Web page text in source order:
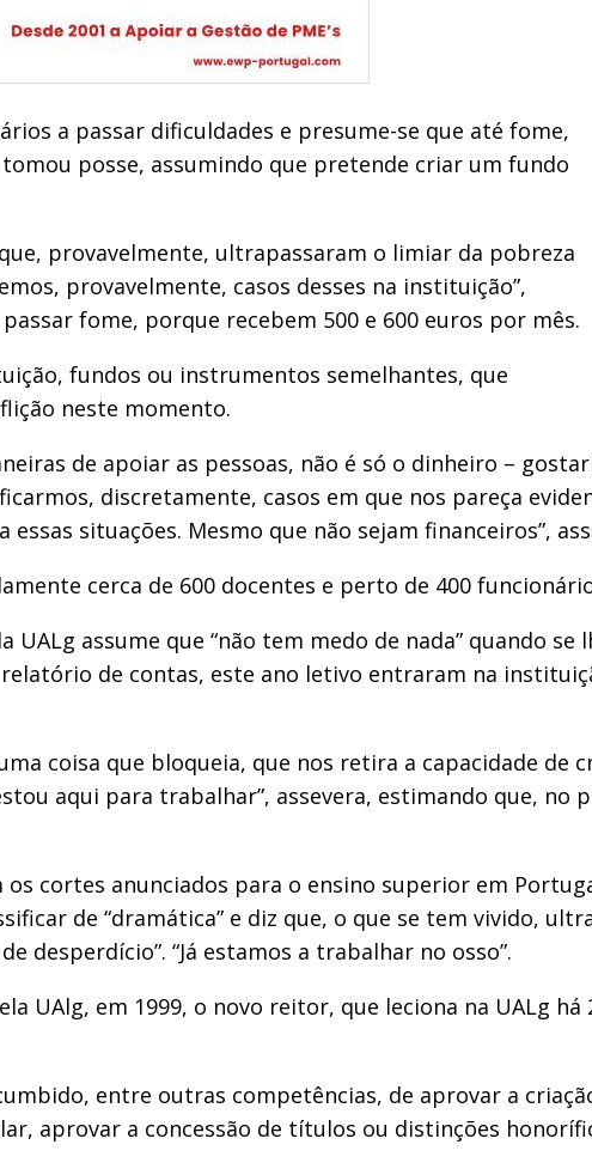
a passar dificuldades e presume-se que até fome,
posse, assumindo que pretende criar um fundo
provavelmente, ultrapassaram o limiar da pobreza
provavelmente, casos desses na instituição”,
fome, porque recebem 500 e 600 euros por mês.
fundos ou instrumentos semelhantes, que
neste momento.
de apoiar as pessoas, não é só o dinheiro –
discretamente, casos em que nos pareça
situações. Mesmo que não sejam financeiros”,
cerca de 600 docentes e perto de 400
assume que “não tem medo de nada” quando
de contas, este ano letivo entraram na
coisa que bloqueia, que nos retira a capacidade de
aqui para trabalhar”, assevera, estimando que, no
cortes anunciados para o ensino superior em
de “dramática” e diz que, o que se tem vivido,
desperdício”. “Já estamos a trabalhar no osso”.
UAlg, em 1999, o novo reitor, que leciona na UALg há
entre outras competências, de aprovar a
aprovar a concessão de títulos ou distinções